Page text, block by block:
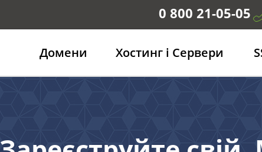
0 800 21-05-05
Домени Хостинг і Сервери